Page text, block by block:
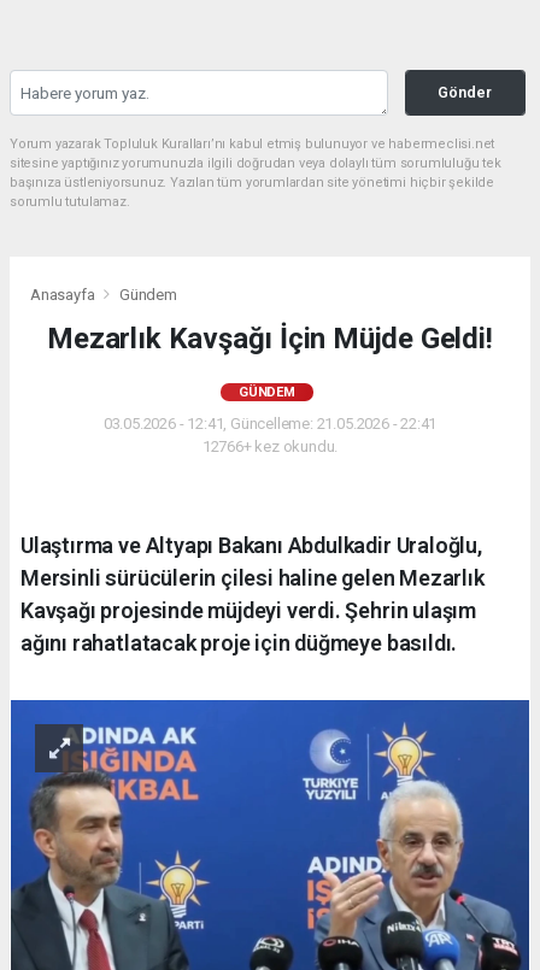
Gönder
Yorum yazarak Topluluk Kuralları’nı kabul etmiş bulunuyor ve habermeclisi.net
sitesine yaptığınız yorumunuzla ilgili doğrudan veya dolaylı tüm sorumluluğu tek
başınıza üstleniyorsunuz. Yazılan tüm yorumlardan site yönetimi hiçbir şekilde
sorumlu tutulamaz.
Anasayfa Gündem
Mezarlık Kavşağı İçin Müjde Geldi!
GÜNDEM
03.05.2026 - 12:41, Güncelleme: 21.05.2026 - 22:41
12766+ kez okundu.
Ulaştırma ve Altyapı Bakanı Abdulkadir Uraloğlu,
Mersinli sürücülerin çilesi haline gelen Mezarlık
Kavşağı projesinde müjdeyi verdi. Şehrin ulaşım
ağını rahatlatacak proje için düğmeye basıldı.